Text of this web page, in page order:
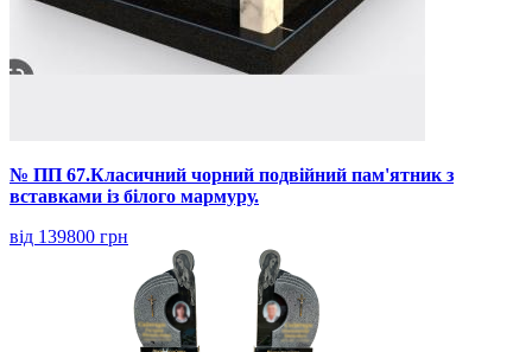
№ ПП 67.Класичний чорний подвійний пам'ятник з
вставками із білого мармуру.
від 139800 грн